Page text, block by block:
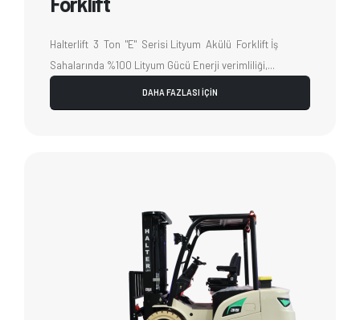
Halterlift 3 Ton "E" Serisi Lityum Akülü Forklift İş
Sahalarında %100 Lityum Gücü Enerji verimliliği,...
DAHA FAZLASI İÇİN